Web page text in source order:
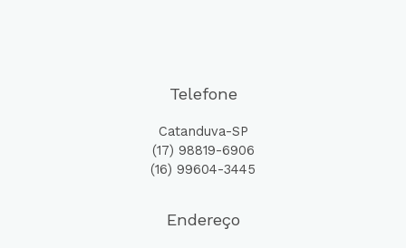
Telefone
Catanduva-SP
(17) 98819-6906
(16) 99604-3445
Endereço